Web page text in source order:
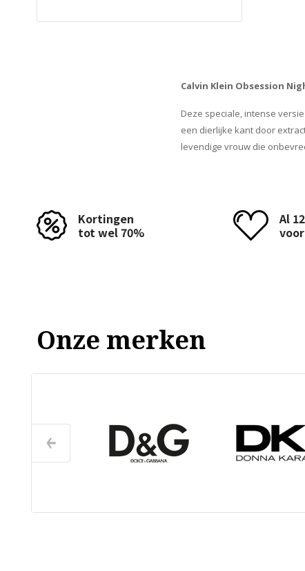
Calvin Klein Obsession
Deze speciale, intense
een dierlijke kant door
levendige vrouw die
Kortingen
tot wel 70%
Al
Onze merken